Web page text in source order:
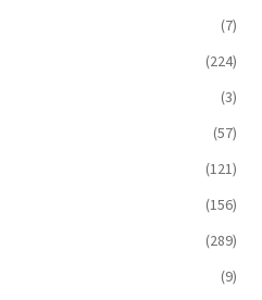
(7)
(224)
(3)
(57)
(121)
(156)
(289)
(9)